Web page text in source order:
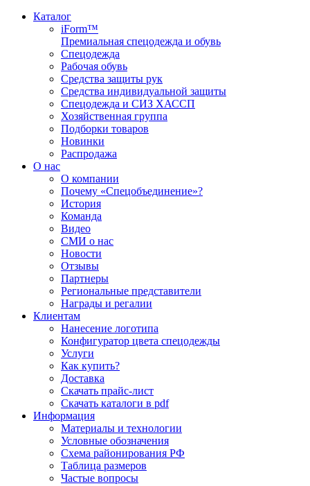
Каталог
iForm™
Премиальная спецодежда и обувь
Спецодежда
Рабочая обувь
Средства защиты рук
Средства индивидуальной защиты
Спецодежда и СИЗ ХАССП
Хозяйственная группа
Подборки товаров
Новинки
Распродажа
О нас
О компании
Почему «Спецобъединение»?
История
Команда
Видео
СМИ о нас
Новости
Отзывы
Партнеры
Региональные представители
Награды и регалии
Клиентам
Нанесение логотипа
Конфигуратор цвета спецодежды
Услуги
Как купить?
Доставка
Скачать прайс-лист
Скачать каталоги в pdf
Информация
Материалы и технологии
Условные обозначения
Схема районирования РФ
Таблица размеров
Частые вопросы